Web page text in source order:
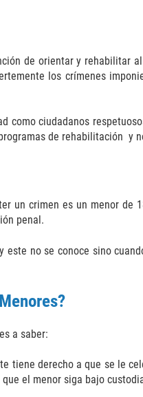
de orientar y rehabilitar
los crímenes
ciudadanos
de rehabilitación y
un crimen es un menor de
penal.
no se conoce sino
a saber:
tiene derecho a que se le
el menor siga bajo